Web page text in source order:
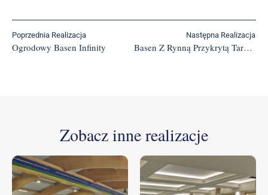
Poprzednia Realizacja
Ogrodowy Basen Infinity
Następna Realizacja
Basen Z Rynną Przykrytą Tarasem
Zobacz inne realizacje